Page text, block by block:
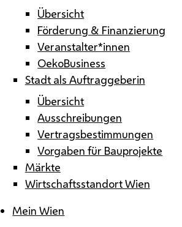
Übersicht
Förderung & Finanzierung
Veranstalter*innen
OekoBusiness
Stadt als Auftraggeberin
Übersicht
Ausschreibungen
Vertragsbestimmungen
Vorgaben für Bauprojekte
Märkte
Wirtschaftsstandort Wien
Mein Wien